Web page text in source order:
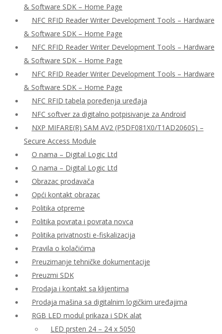
& Software SDK – Home Page
NFC RFID Reader Writer Development Tools – Hardware
& Software SDK – Home Page
NFC RFID Reader Writer Development Tools – Hardware
& Software SDK – Home Page
NFC RFID Reader Writer Development Tools – Hardware
& Software SDK – Home Page
NFC RFID tabela poređenja uređaja
NFC softver za digitalno potpisivanje za Android
NXP MIFARE(R) SAM AV2 (P5DF081X0/T1AD2060S) –
Secure Access Module
O nama – Digital Logic Ltd
O nama – Digital Logic Ltd
Obrazac prodavača
Opći kontakt obrazac
Politika otpreme
Politika povrata i povrata novca
Politika privatnosti e-fiskalizacija
Pravila o kolačićima
Preuzimanje tehničke dokumentacije
Preuzmi SDK
Prodaja i kontakt sa klijentima
Prodaja mašina sa digitalnim logičkim uređajima
RGB LED modul prikaza i SDK alat
LED prsten 24 – 24 x 5050